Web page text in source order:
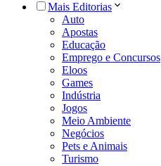
Mais Editorias
Auto
Apostas
Educação
Emprego e Concursos
Eloos
Games
Indústria
Jogos
Meio Ambiente
Negócios
Pets e Animais
Turismo